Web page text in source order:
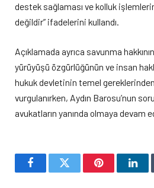
destek sağlaması ve kolluk
değildir” ifadelerini kullandı.
Açıklamada ayrıca savunma
yürüyüşü özgürlüğünün ve insan
hukuk devletinin temel
vurgulanırken, Aydın Barosu’nun
avukatların yanında olmaya devam
FacebookTwitter Pinterest